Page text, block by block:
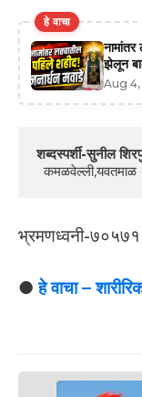
हे वाचा
झेलून
Aug
शब्दस्पर्शी-सुनील
  कमळवेल्ली,यवतमाळ
भ्रमणध्वनी-
● हे वाचा –